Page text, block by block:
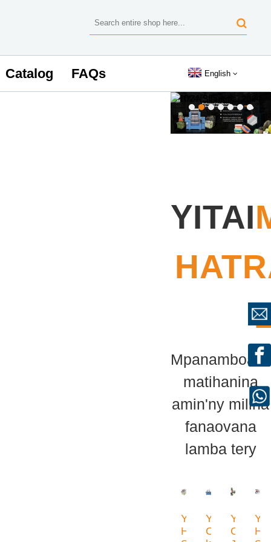
Catalog FAQs English
YITAI
matihanina
amin'ny milina
fanaovana
lamba tery
YITAI
High
YITAI
Crochet
YITAI